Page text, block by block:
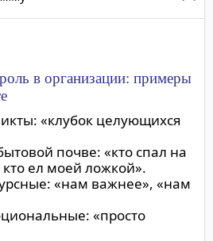
в организации: примеры
«клубок целующихся
почве: «кто спал на
ел моей ложкой».
«нам важнее», «нам
«просто